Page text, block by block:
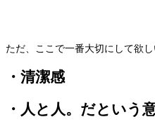
ただ、ここで一番大切にして欲
・清潔感
・人と人。だという